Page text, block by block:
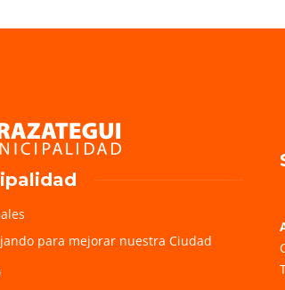
para mejorar nuestra Ciudad